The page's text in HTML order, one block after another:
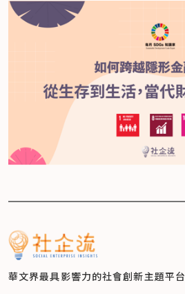
華文界最具影響力的社會創新主題平台